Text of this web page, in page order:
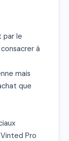
par le
à
mais
que
Pro